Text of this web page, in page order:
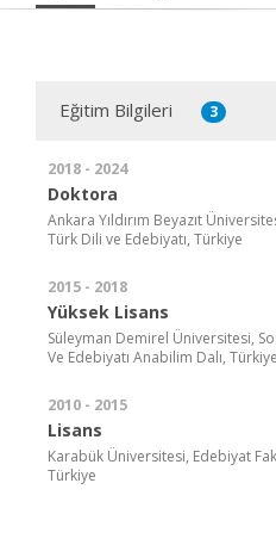
Eğitim Bilgileri 3
2018 - 2024
Doktora
Ankara Yıldırım Beyazıt
Türk Dili ve Edebiyatı, Türkiye
2015 - 2018
Yüksek Lisans
Süleyman Demirel Üniversitesi,
Ve Edebiyatı Anabilim Dalı, Türkiye
2010 - 2015
Lisans
Karabük Üniversitesi, Edebiyat
Türkiye